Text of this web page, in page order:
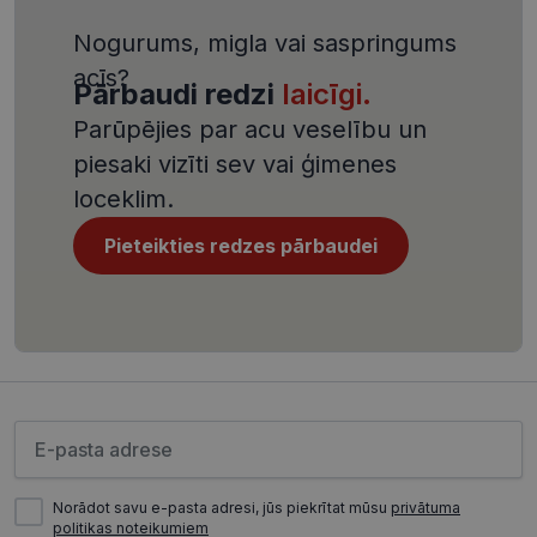
Nogurums, migla vai saspringums
acīs?
Pārbaudi redzi laicīgi.
Parūpējies par acu veselību un
piesaki vizīti sev vai ģimenes
loceklim.
Pieteikties redzes pārbaudei
Norādot savu e-pasta adresi, jūs piekrītat mūsu privātuma
politikas noteikumiem
CookieScript
visionexpress.lv
3 nedēļas
Nosaukums
4 nedēļas
ttcsid
.visionexpress.lv
2 mēneši